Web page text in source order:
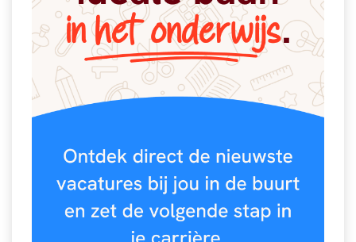
Nieuwsbrief archief
Onderwijs CV
Schoolvakanties
Huiswerkbegeleiding
Huiswerkbegeleider worden